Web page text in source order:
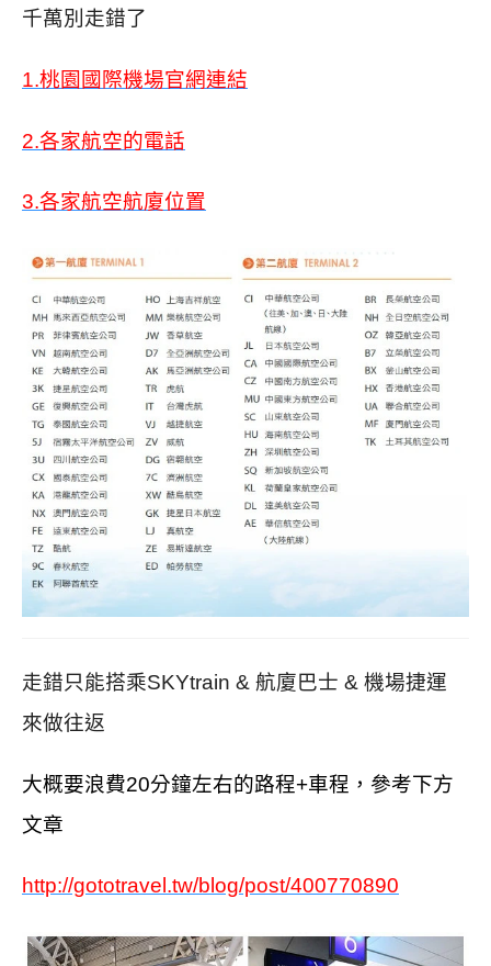
千萬別走錯了
1.桃園國際機場官網連結
2.各家航空的電話
3.各家航空航廈位置
走錯只能搭乘SKYtrain & 航廈巴士 & 機場捷運
來做往返
大概要浪費20分鐘左右的路程+車程，參考下方
文章
http://gototravel.tw/blog/post/400770890